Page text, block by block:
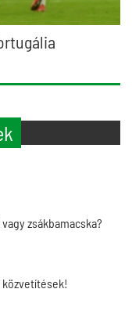
zsákbamacska?